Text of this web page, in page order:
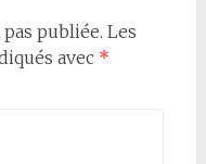
publiée. Les
avec *